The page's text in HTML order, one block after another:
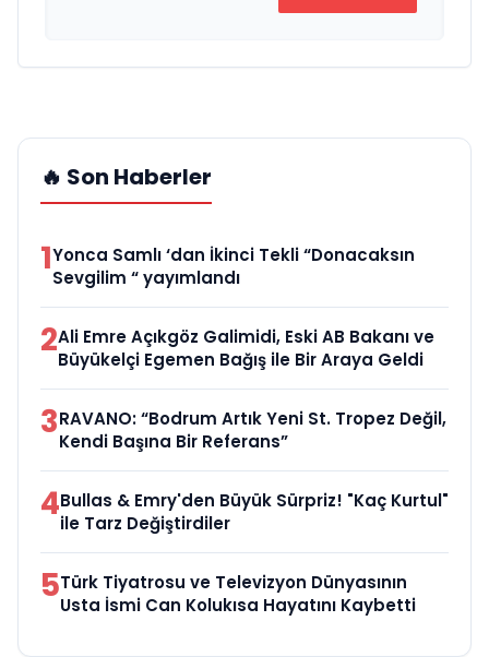
🔥 Son Haberler
1Yonca Samlı ‘dan İkinci Tekli “Donacaksın
Sevgilim “ yayımlandı
2Ali Emre Açıkgöz Galimidi, Eski AB Bakanı ve
Büyükelçi Egemen Bağış ile Bir Araya Geldi
3RAVANO: “Bodrum Artık Yeni St. Tropez Değil,
Kendi Başına Bir Referans”
4Bullas & Emry'den Büyük Sürpriz! "Kaç Kurtul"
ile Tarz Değiştirdiler
5Türk Tiyatrosu ve Televizyon Dünyasının
Usta İsmi Can Kolukısa Hayatını Kaybetti